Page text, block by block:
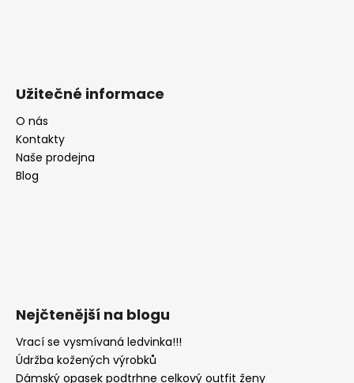
Užitečné informace
O nás
Kontakty
Naše prodejna
Blog
Nejčtenější na blogu
Vrací se vysmívaná ledvinka!!!
Údržba kožených výrobků
Dámský opasek podtrhne celkový outfit ženy